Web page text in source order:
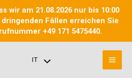
wir am 21.08.2026 nur bis 10:00
Fällen erreichen Sie
+49 171 5475440.
IT Menu